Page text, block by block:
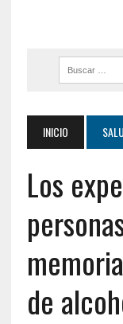
INICIO
Los
de